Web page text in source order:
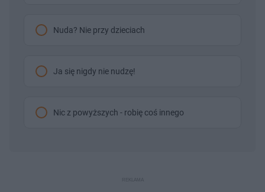
Nuda? Nie przy dzieciach
Ja się nigdy nie nudzę!
Nic z powyższych - robię coś innego